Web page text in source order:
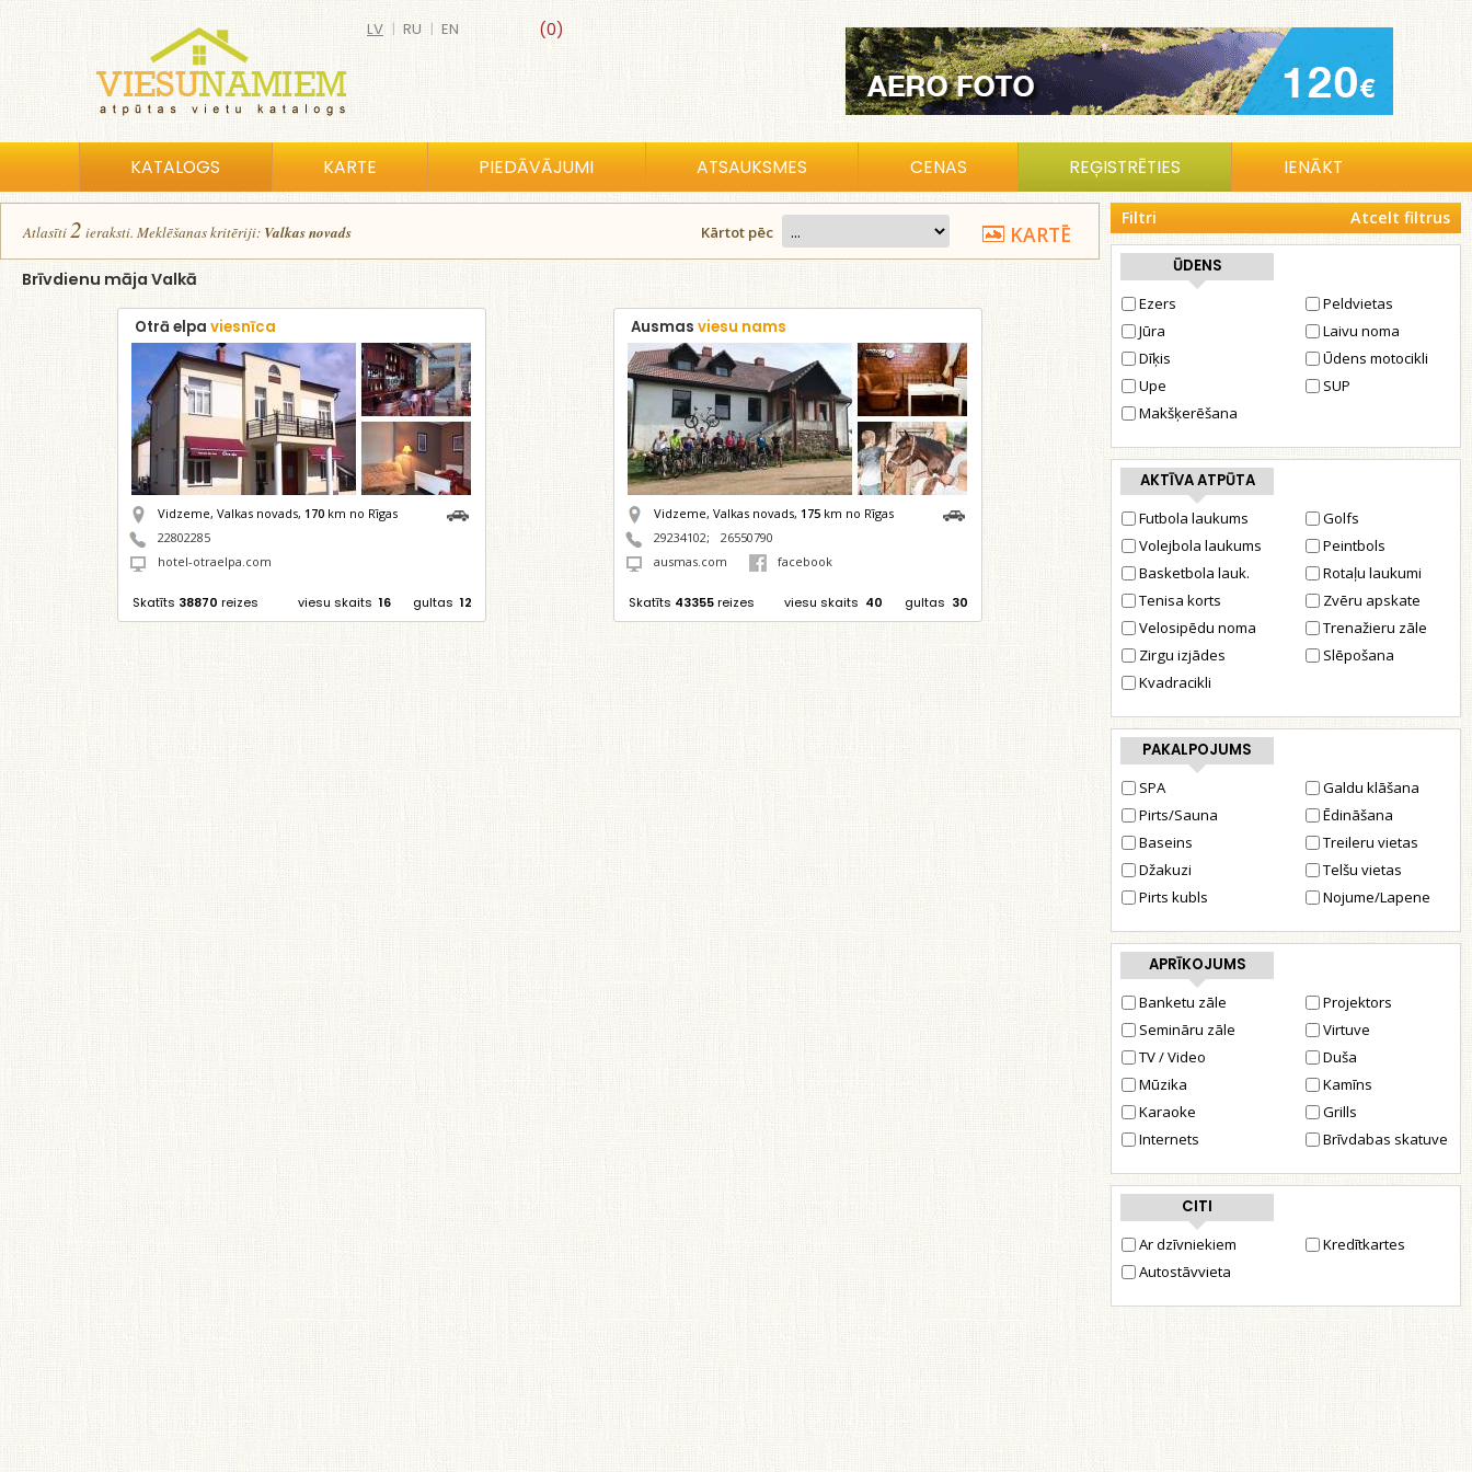
(0)
LV | RU | EN
KATALOGS KARTE PIEDĀVĀJUMI ATSAUKSMES CENAS REĢISTRĒTIES IENĀKT
Filtri Atcelt filtrus
ŪDENS
Ezers
Jūra
Dīķis
Upe
Makšķerēšana
Peldvietas
Laivu noma
Ūdens motocikli
SUP
AKTĪVA ATPŪTA
Futbola laukums
Volejbola laukums
Basketbola lauk.
Tenisa korts
Velosipēdu noma
Zirgu izjādes
Kvadracikli
Golfs
Peintbols
Rotaļu laukumi
Zvēru apskate
Trenažieru zāle
Slēpošana
PAKALPOJUMS
SPA
Pirts/Sauna
Baseins
Džakuzi
Pirts kubls
Galdu klāšana
Ēdināšana
Treileru vietas
Telšu vietas
Nojume/Lapene
APRĪKOJUMS
Banketu zāle
Semināru zāle
TV / Video
Mūzika
Karaoke
Internets
Projektors
Virtuve
Duša
Kamīns
Grills
Brīvdabas skatuve
CITI
Ar dzīvniekiem
Autostāvvieta
Kredītkartes
Atlasīti2 ieraksti. Meklēšanas kritēriji: Valkas novads KARTĒ
Kārtot pēc
Brīvdienu māja Valkā
Otrā elpa viesnīca
Vidzeme, Valkas novads, 170km no Rīgas
22802285
hotel-otraelpa.com
Skatīts 38870 reizes gultas 12
viesu skaits 16
Ausmasviesu nams
Vidzeme, Valkas novads,175 km no Rīgas
29234102;
26550790
ausmas.com
facebook
Skatīts 43355reizes gultas 30
viesu skaits 40